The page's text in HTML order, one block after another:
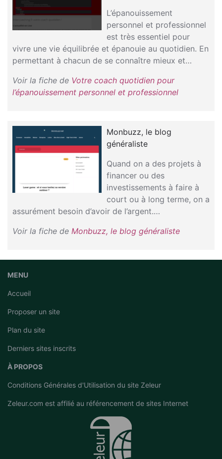
L’épanouissement
personnel et professionnel
est très essentiel pour
vivre une vie équilibrée et épanouie au quotidien. En
permettant à chacun de se connaître mieux et…
Voir la fiche de Votre coach quotidien pour
l’épanouissement personnel et professionnel
Monbuzz, le blog
généraliste
Quand on a des projets à
financer ou des
investissements à faire à
court ou à long terme, on a
assurément besoin d’avoir de l’argent.…
Voir la fiche de Monbuzz, le blog généraliste
MENU
Accueil
Proposer un site
Plan du site
Derniers sites inscrits
À PROPOS
Conditions Générales d'Utilisation du site Zeleur
Zeleur.com est affilié au référencement de sites Internet